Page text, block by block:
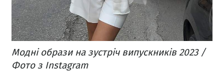
Модні образи на зустріч випускників 2023 /
Фото з Instagram